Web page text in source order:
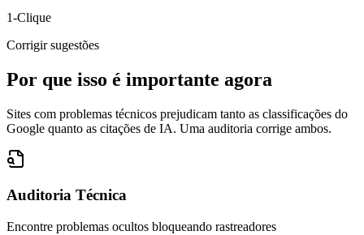
1-Clique
Corrigir sugestões
Por que isso é importante agora
Sites com problemas técnicos prejudicam tanto as classificações do
Google quanto as citações de IA. Uma auditoria corrige ambos.
Auditoria Técnica
Encontre problemas ocultos bloqueando rastreadores